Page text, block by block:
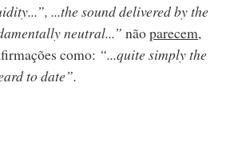
...the sound delivered by the
neutral...” nãoparecem,
como: “...quite simply the
to date”.